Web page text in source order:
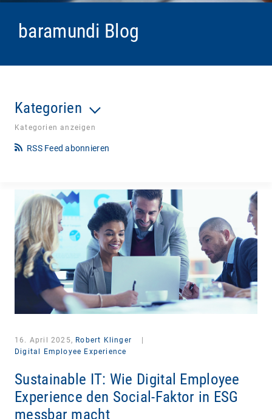
baramundi Blog
Kategorien
Kategorien anzeigen
RSS Feed abonnieren
16. April 2025, Robert Klinger
Digital Employee Experience
Sustainable IT: Wie Digital Employee
Experience den Social-Faktor in ESG
messbar macht